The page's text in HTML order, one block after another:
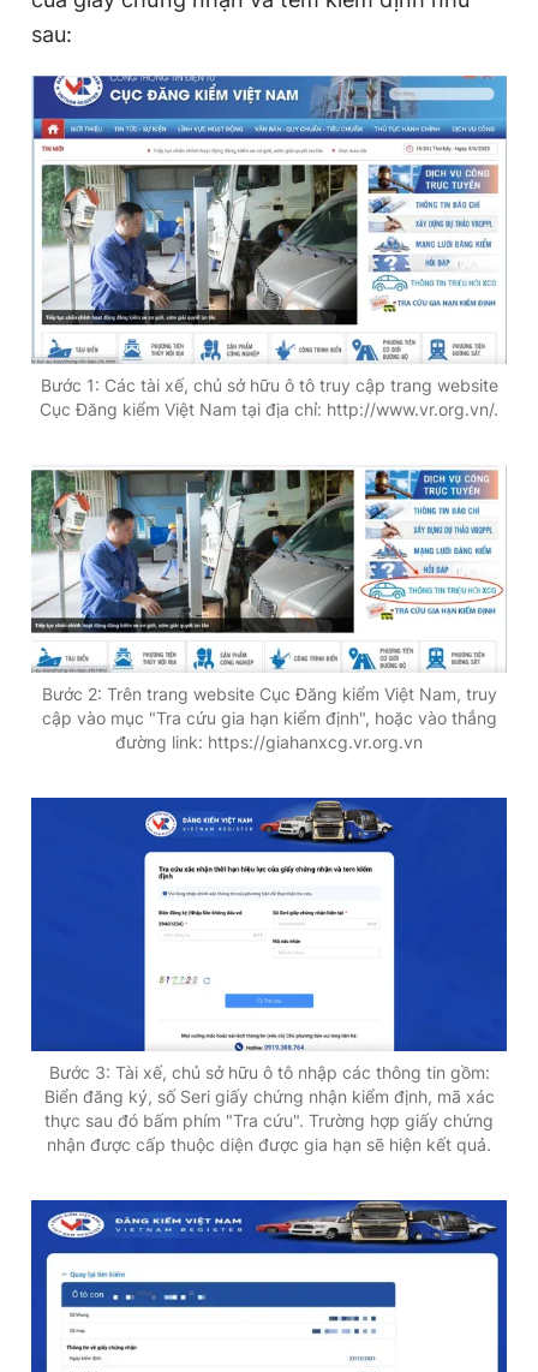
sau:
Bước 1: Các tài xế, chủ sở hữu ô tô truy cập trang website
Cục Đăng kiểm Việt Nam tại địa chỉ: http://www.vr.org.vn/.
Bước 2: Trên trang website Cục Đăng kiểm Việt Nam, truy
cập vào mục "Tra cứu gia hạn kiểm định", hoặc vào thẳng
đường link: https://giahanxcg.vr.org.vn
Bước 3: Tài xế, chủ sở hữu ô tô nhập các thông tin gồm:
Biển đăng ký, số Seri giấy chứng nhận kiểm định, mã xác
thực sau đó bấm phím "Tra cứu". Trường hợp giấy chứng
nhận được cấp thuộc diện được gia hạn sẽ hiện kết quả.